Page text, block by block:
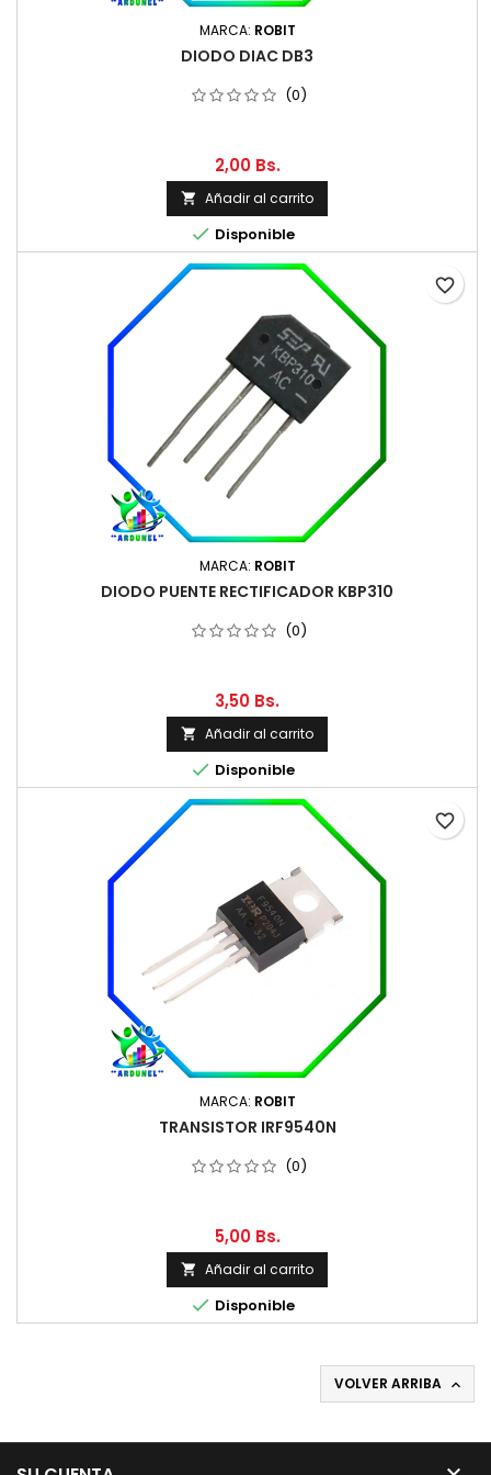
MARCA: ROBIT
DIODO DIAC DB3
(0)
2,00 Bs.
 Añadir al carrito
 Disponible
MARCA: ROBIT
DIODO PUENTE RECTIFICADOR KBP310
(0)
3,50 Bs.
 Añadir al carrito
 Disponible
favorite_border
MARCA: ROBIT
TRANSISTOR IRF9540N
(0)
5,00 Bs.
 Añadir al carrito
 Disponible
favorite_border
VOLVER ARRIBA 